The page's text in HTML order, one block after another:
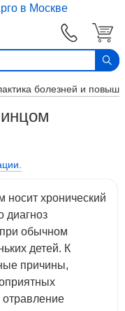
болезней и
носит хронический
диагноз
обычном
детей. К
причины,
отравление